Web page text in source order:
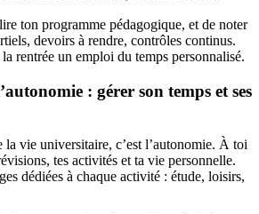
ton programme pédagogique, et de noter
devoirs à rendre, contrôles continus.
rentrée un emploi du temps personnalisé.
: gérer son temps et ses
la vie universitaire, c’est l’autonomie. À toi
tes activités et ta vie personnelle.
dédiées à chaque activité : étude, loisirs,